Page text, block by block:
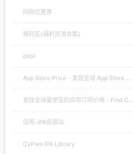
网购优惠券
福利区(福利资源合集)
olioli
App Store Price - 发现全球 App Store ...
查找全球最便宜的应用订阅价格 - Find C...
应用-iPA资源站
CyPwn IPA Library